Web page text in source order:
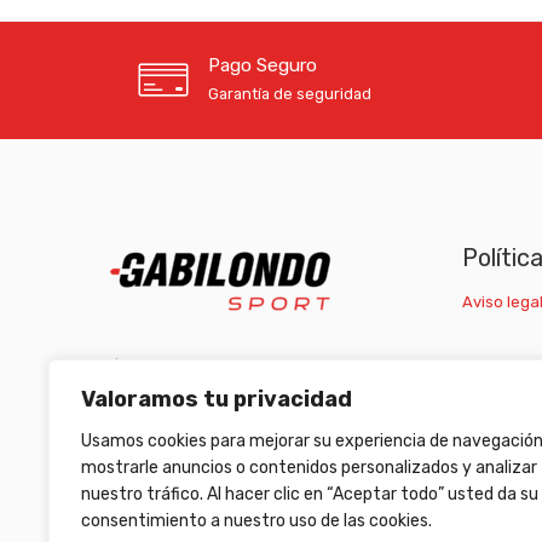
Valoramos tu privacidad
Usamos cookies para mejorar su experiencia de
mostrarle anuncios o contenidos personalizados y analizar
nuestro tráfico. Al hacer clic en “Aceptar todo” usted da su
consentimiento a nuestro uso de las cookies.
Pago Seguro
Garantía de seguridad
C/ Carretera Escrivá, nº1 46007 Valencia
(+34) 963 511 653 /(+34) 633 472 653
armeriagabilondo@gabilondosport.com
Aviso